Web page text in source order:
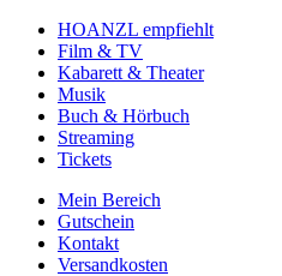
HOANZL empfiehlt
Film & TV
Kabarett & Theater
Musik
Buch & Hörbuch
Streaming
Tickets
Mein Bereich
Gutschein
Kontakt
Versandkosten